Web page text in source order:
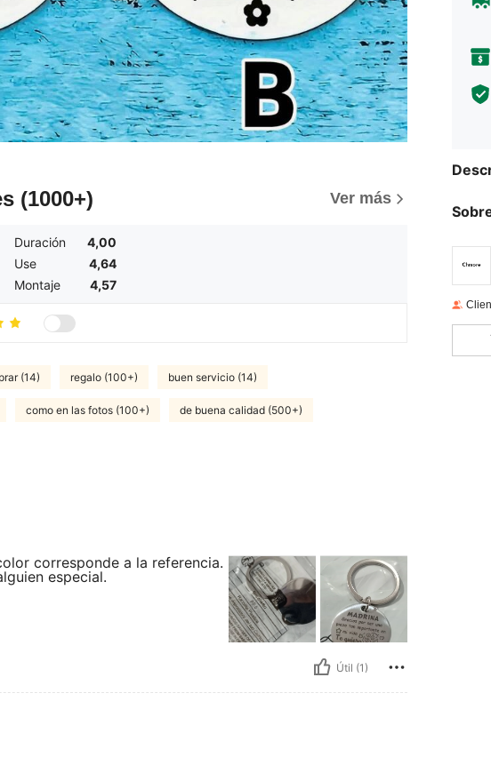
(1000+) Ver más
Duración
4,00
Use
4,64
Montaje
4,57
(14) regalo (100+) buen servicio (14)
como en las fotos (100+) de buena calidad (500+)
corresponde a la referencia.
especial.
Útil (1)